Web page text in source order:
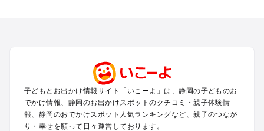
小田原・熱海・湯河原・真鶴のプールお出かけ
中伊豆・西伊豆・南伊豆のプールお出かけ
静岡・清水のプールお出かけ
三島・沼津のプールお出かけ
掛川・磐田・袋井のプールお出かけ
子どもとお出かけ情報サイト「いこーよ」は、静岡の子どものお
でかけ情報、静岡のお出かけスポットのクチコミ・親子体験情
報、静岡のおでかけスポット人気ランキングなど、親子のつなが
り・幸せを願って日々運営しております。